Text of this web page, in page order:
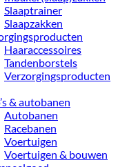
Slaaptrainer
Slaapzakken
Haaraccessoires
Tandenborstels
Verzorgingsproducten
& autobanen
Autobanen
Racebanen
Voertuigen
Voertuigen & bouwen